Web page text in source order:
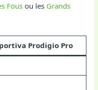
Fous ou les Grands
Prodigio Pro